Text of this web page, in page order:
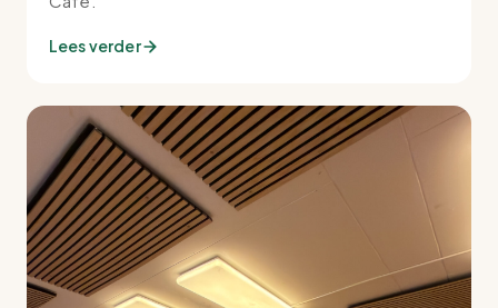
Lees verder